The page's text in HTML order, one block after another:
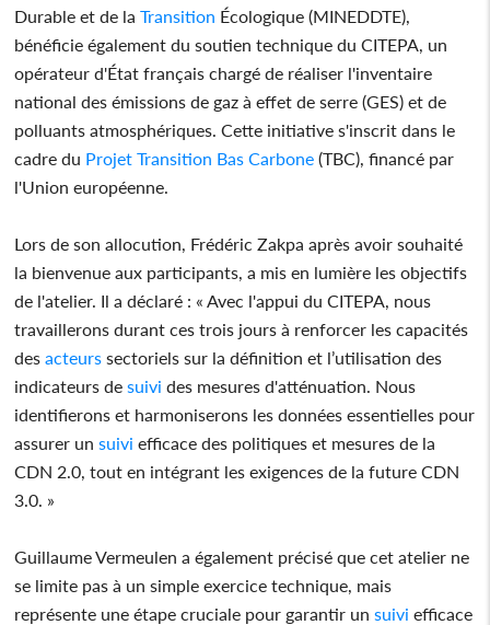
Durable et de la Transition Écologique (MINEDDTE),
bénéficie également du soutien technique du CITEPA, un
opérateur d'État français chargé de réaliser l'inventaire
national des émissions de gaz à effet de serre (GES) et de
polluants atmosphériques. Cette initiative s'inscrit dans le
cadre du Projet Transition Bas Carbone (TBC), financé par
l'Union européenne.
Lors de son allocution, Frédéric Zakpa après avoir souhaité
la bienvenue aux participants, a mis en lumière les objectifs
de l'atelier. Il a déclaré : « Avec l'appui du CITEPA, nous
travaillerons durant ces trois jours à renforcer les capacités
des acteurs sectoriels sur la définition et l’utilisation des
indicateurs de suivi des mesures d'atténuation. Nous
identifierons et harmoniserons les données essentielles pour
assurer un suivi efficace des politiques et mesures de la
CDN 2.0, tout en intégrant les exigences de la future CDN
3.0. »
Guillaume Vermeulen a également précisé que cet atelier ne
se limite pas à un simple exercice technique, mais
représente une étape cruciale pour garantir un suivi efficace